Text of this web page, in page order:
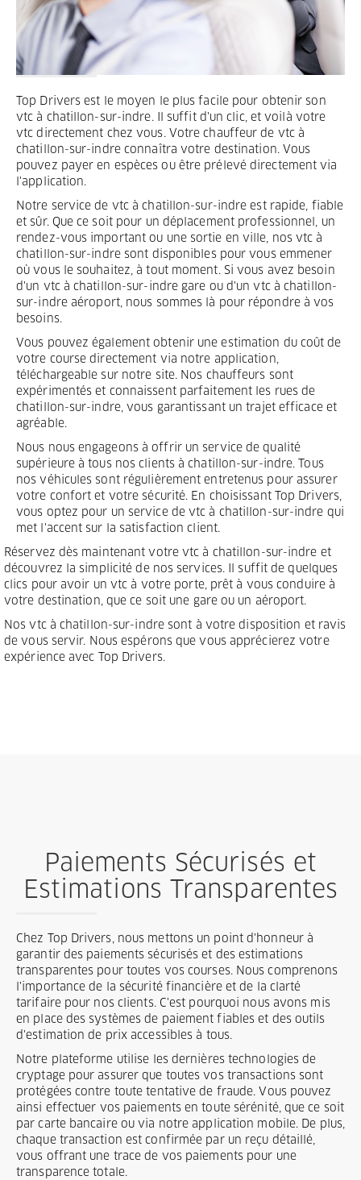
Top Drivers est le moyen le plus facile pour obtenir son
vtc à chatillon-sur-indre. Il suffit d'un clic, et voilà votre
vtc directement chez vous. Votre chauffeur de vtc à
chatillon-sur-indre connaîtra votre destination. Vous
pouvez payer en espèces ou être prélevé directement via
l'application.
Notre service de vtc à chatillon-sur-indre est rapide, fiable
et sûr. Que ce soit pour un déplacement professionnel, un
rendez-vous important ou une sortie en ville, nos vtc à
chatillon-sur-indre sont disponibles pour vous emmener
où vous le souhaitez, à tout moment. Si vous avez besoin
d'un vtc à chatillon-sur-indre gare ou d'un vtc à chatillon-
sur-indre aéroport, nous sommes là pour répondre à vos
besoins.
Vous pouvez également obtenir une estimation du coût de
votre course directement via notre application,
téléchargeable sur notre site. Nos chauffeurs sont
expérimentés et connaissent parfaitement les rues de
chatillon-sur-indre, vous garantissant un trajet efficace et
agréable.
Nous nous engageons à offrir un service de qualité
supérieure à tous nos clients à chatillon-sur-indre. Tous
nos véhicules sont régulièrement entretenus pour assurer
votre confort et votre sécurité. En choisissant Top Drivers,
vous optez pour un service de vtc à chatillon-sur-indre qui
met l'accent sur la satisfaction client.
Réservez dès maintenant votre vtc à chatillon-sur-indre et
découvrez la simplicité de nos services. Il suffit de quelques
clics pour avoir un vtc à votre porte, prêt à vous conduire à
votre destination, que ce soit une gare ou un aéroport.
Nos vtc à chatillon-sur-indre sont à votre disposition et ravis
de vous servir. Nous espérons que vous apprécierez votre
expérience avec Top Drivers.
Paiements Sécurisés et
Estimations Transparentes
Chez Top Drivers, nous mettons un point d'honneur à
garantir des paiements sécurisés et des estimations
transparentes pour toutes vos courses. Nous comprenons
l'importance de la sécurité financière et de la clarté
tarifaire pour nos clients. C'est pourquoi nous avons mis
en place des systèmes de paiement fiables et des outils
d'estimation de prix accessibles à tous.
Notre plateforme utilise les dernières technologies de
cryptage pour assurer que toutes vos transactions sont
protégées contre toute tentative de fraude. Vous pouvez
ainsi effectuer vos paiements en toute sérénité, que ce soit
par carte bancaire ou via notre application mobile. De plus,
chaque transaction est confirmée par un reçu détaillé,
vous offrant une trace de vos paiements pour une
transparence totale.